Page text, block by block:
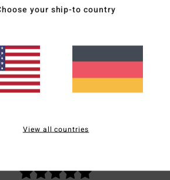
5.0
your ship-to country
View all countries